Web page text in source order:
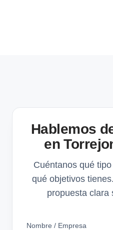
Hablemos
en
Cuéntanos qué
qué objetivos
propuesta clara
Nombre / Empresa